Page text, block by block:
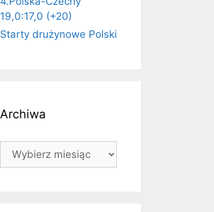
19,0:17,0 (+20)
Starty drużynowe Polski
Archiwa
Archiwa